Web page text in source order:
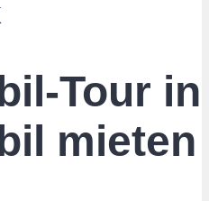
Tour
mieten